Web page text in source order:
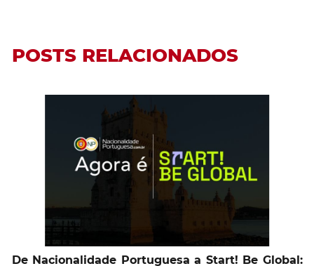
POSTS RELACIONADOS
De Nacionalidade Portuguesa a Start! Be Global: